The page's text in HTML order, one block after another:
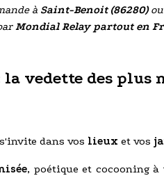
à Saint-Benoit (86280)ou
Mondial Relay partout en
vedette des
dans vos lieux et vos
, poétique et cocooning à